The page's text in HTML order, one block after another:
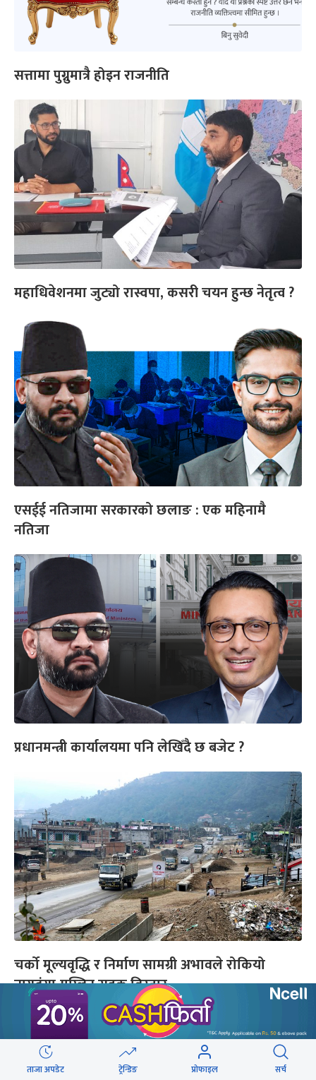
सत्तामा पुग्नुमात्रै होइन राजनीति
महाधिवेशनमा जुट्यो रास्वपा, कसरी चयन हुन्छ नेतृत्व ?
एसईई नतिजामा सरकारको छलाङ : एक महिनामै
नतिजा
प्रधानमन्त्री कार्यालयमा पनि लेखिँदै छ बजेट ?
चर्को मूल्यवृद्धि र निर्माण सामग्री अभावले रोकियो
नागढुंगा-मुग्लिन सडक विस्तार
यो पनि
ताजा अपडेट ट्रेन्डिङ प्रोफाइल सर्च